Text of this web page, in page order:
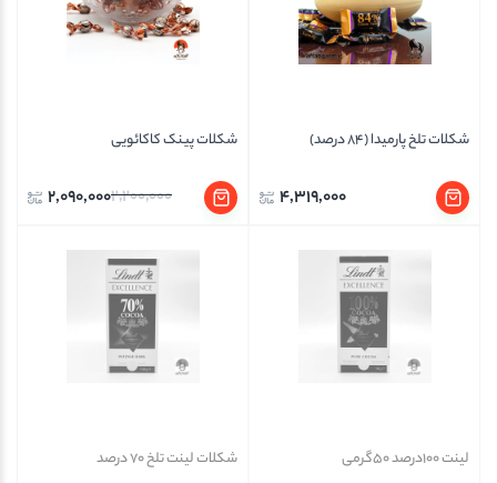
شکلات تلخ پارمیدا (84 درصد)
4,319,000
شکلات پینک کاکائویی
2,200,000
2,090,000
لینت 100درصد 50گرمی شکلات لینت تلخ 70 درصد